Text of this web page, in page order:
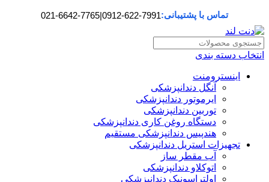
تماس با پشتیبانی:0912-622-7991
|
021-6642-7765
انتخاب دسته بندی
اینسترومنت
آنگل دندانپزشکی
ایرموتور دندانپزشکی
توربین دندانپزشکی
دستگاه روغن کاری دندانپزشکی
هندپیس دندانپزشکی مستقیم
تجهیزات استریل دندانپزشکی
آب مقطر ساز
اتوکلاو دندانپزشکی
اولتراسونیک دندانپزشکی